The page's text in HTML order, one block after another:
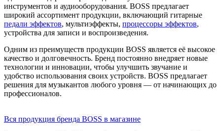
инструментов и аудиооборудования. BOSS предлагает
широкий ассортимент продукции, включающий гитарные
педали эффектов, мультиэффекты, процессоры эффектов,
устройства для записи и воспроизведения.
Одним из преимуществ продукции BOSS является её высокое
качество и долговечность. Бренд постоянно внедряет новые
технологии и инновации, чтобы улучшить звучание и
удобство использования своих устройств. BOSS предлагает
решения для музыкантов любого уровня — от начинающих до
профессионалов.
Вся продукция бренда BOSS в магазине